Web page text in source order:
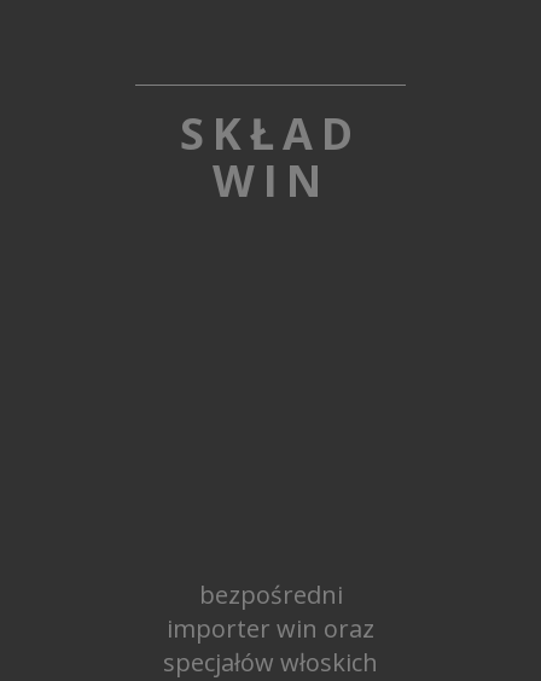
SKŁAD
WIN
bezpośredni
importer win oraz
specjałów włoskich